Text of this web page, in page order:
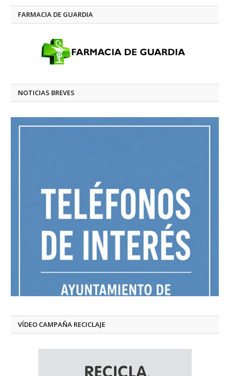
FARMACIA DE GUARDIA
NOTICIAS BREVES
VÍDEO CAMPAÑA RECICLAJE